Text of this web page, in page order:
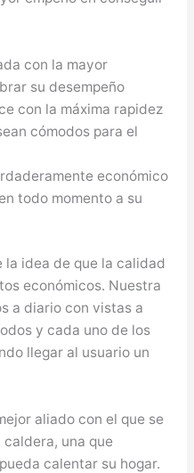
con la mayor
su desempeño
con la máxima rapidez
cómodos para el
económico
todo momento a su
la idea de que la calidad
económicos. Nuestra
a diario con vistas a
y cada uno de los
llegar al usuario un
aliado con el que se
una que
calentar su hogar.